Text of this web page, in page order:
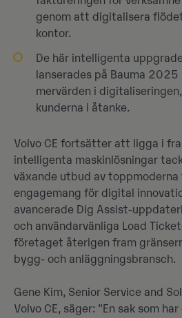
genom att digitalisera
kontor.
De här intelligenta
lanserades på Bauma
mervärden i
kunderna i åtanke.
Volvo CE fortsätter att ligga i
intelligenta maskinlösningar
växande utbud av
engagemang för digital
avancerade Dig Assist-
och användarvänliga Load
företaget återigen fram
bygg- och anläggningsbransch.
Gene Kim, Senior Service and
Volvo CE, säger: "En sak som